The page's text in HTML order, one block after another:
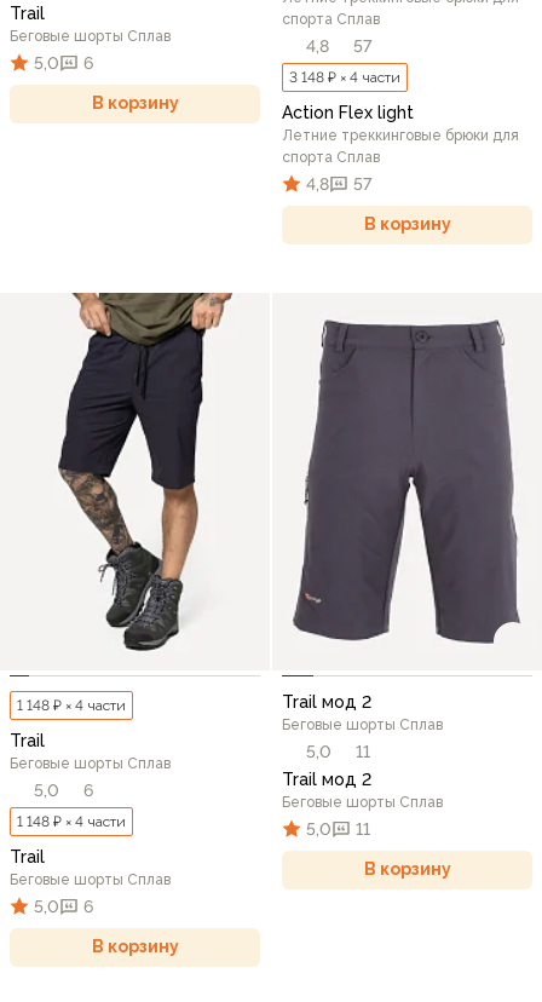
Trail
Беговые шорты Сплав
5,0 6
В корзину
спорта Сплав
4,8 57
3 148 ₽ × 4 части
Action Flex light
Летние треккинговые брюки для
спорта Сплав
4,8 57
В корзину
1 148 ₽ × 4 части
Trail
Беговые шорты Сплав
5,0 6
1 148 ₽ × 4 части
Trail
Беговые шорты Сплав
5,0 6
В корзину
Trail мод 2
Беговые шорты Сплав
5,0
11
Trail мод 2
Беговые шорты Сплав
5,0 11
В корзину